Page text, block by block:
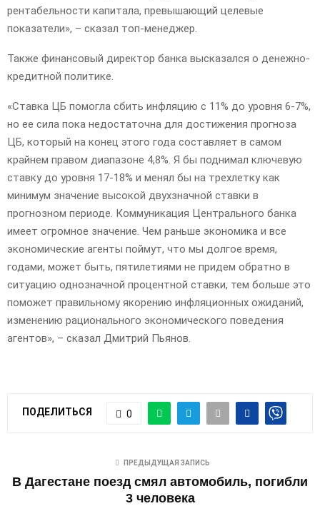
рентабельности капитала, превышающий целевые
показатели», – сказал топ-менеджер.
Также финансовый директор банка высказался о денежно-
кредитной политике.
«Ставка ЦБ помогла сбить инфляцию с 11% до уровня 6-7%,
но ее сила пока недостаточна для достижения прогноза
ЦБ, который на конец этого года составляет в самом
крайнем правом диапазоне 4,8%. Я бы поднимал ключевую
ставку до уровня 17-18% и менял бы на трехлетку как
минимум значение высокой двухзначной ставки в
прогнозном периоде. Коммуникация Центрального банка
имеет огромное значение. Чем раньше экономика и все
экономические агенты поймут, что мы долгое время,
годами, может быть, пятилетиями не придем обратно в
ситуацию однозначной процентной ставки, тем больше это
поможет правильному якорению инфляционных ожиданий,
изменению рационального экономического поведения
агентов», – сказал Дмитрий Пьянов.
ПОДЕЛИТЬСЯ 0
ПРЕДЫДУЩАЯ ЗАПИСЬ
В Дагестане поезд смял автомобиль, погибли
3 человека